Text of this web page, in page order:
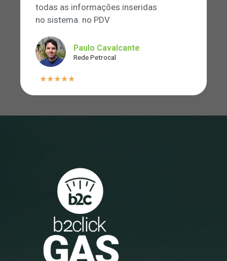
todas as informações inseridas
no sistema. no PDV
Paulo Cavalcante
Rede Petrocal
★★★★★